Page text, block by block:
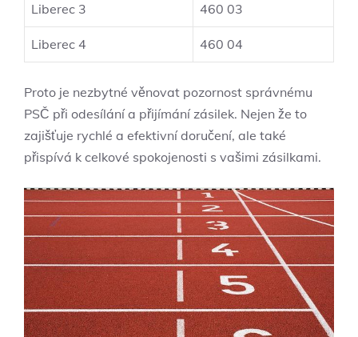
Liberec 3 460 03
Liberec 4 460 04
Proto je nezbytné věnovat pozornost správnému
PSČ při odesílání a přijímání zásilek. Nejen že to
zajišťuje rychlé a efektivní doručení, ale také
přispívá k celkové spokojenosti s vašimi zásilkami.